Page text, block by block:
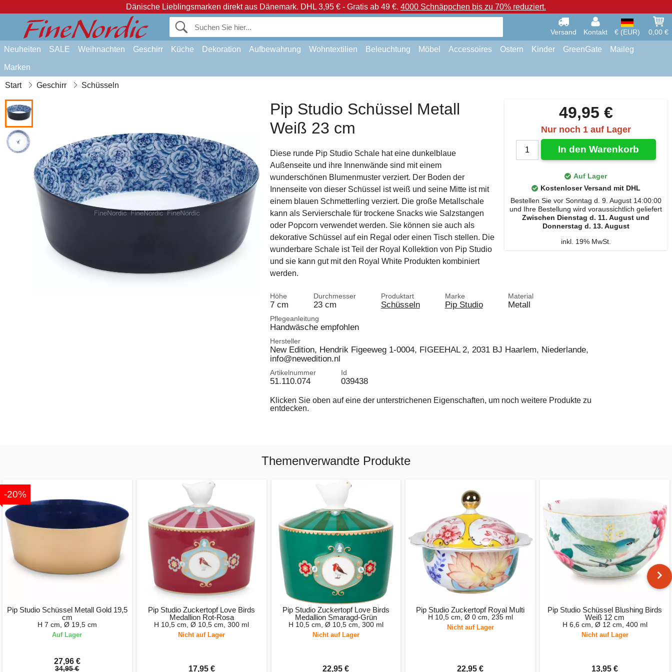
Dänische Lieblingsmarken direkt aus Dänemark. DHL 3,95 € - Gratis ab 49 €. 4000 Schnäppchen bis zu 70% reduziert.
Versand Kontakt € (EUR) 0,00 €
Neuheiten SALE Weihnachten Geschirr Küche Dekoration Aufbewahrung Wohntextilien Beleuchtung Möbel Accessoires Ostern Kinder GreenGate Maileg
Marken
Start Geschirr Schüsseln
49,95 €
Nur noch 1 auf Lager
In den Warenkorb
Auf Lager
Kostenloser Versand mit DHL
Bestellen Sie vor Sonntag d. 9. August 14:00:00
und Ihre Bestellung wird voraussichtlich geliefert
Zwischen Dienstag d. 11. August und
Donnerstag d. 13. August
inkl. 19% MwSt.
Pip Studio Schüssel Metall
Weiß 23 cm
Diese runde Pip Studio Schale hat eine dunkelblaue
Außenseite und ihre Innenwände sind mit einem
wunderschönen Blumenmuster verziert. Der Boden der
Innenseite von dieser Schüssel ist weiß und seine Mitte ist mit
einem blauen Schmetterling verziert. Die große Metallschale
kann als Servierschale für trockene Snacks wie Salzstangen
oder Popcorn verwendet werden. Sie können sie auch als
dekorative Schüssel auf ein Regal oder einen Tisch stellen. Die
wunderbare Schale ist Teil der Royal Kollektion von Pip Studio
und sie kann gut mit den Royal White Produkten kombiniert
werden.
Höhe
7 cm
Durchmesser
23 cm
Produktart
Schüsseln
Marke
Pip Studio
Material
Metall
Pflegeanleitung
Handwäsche empfohlen
Hersteller
New Edition, Hendrik Figeeweg 1-0004, FIGEEHAL 2, 2031 BJ Haarlem, Niederlande,
info@newedition.nl
Artikelnummer
51.110.074
Id
039438
Klicken Sie oben auf eine der unterstrichenen Eigenschaften, um noch weitere Produkte zu
entdecken.
Themenverwandte Produkte
-20%
Pip Studio Schüssel Metall Gold 19,5
cm
H 7 cm, Ø 19,5 cm
Auf Lager
27,96 €
34,95 €
Pip Studio Zuckertopf Love Birds
Medallion Rot-Rosa
H 10,5 cm, Ø 10,5 cm, 300 ml
Nicht auf Lager
17,95 €
Pip Studio Zuckertopf Love Birds
Medallion Smaragd-Grün
H 10,5 cm, Ø 10,5 cm, 300 ml
Nicht auf Lager
22,95 €
Pip Studio Zuckertopf Royal Multi
H 10,5 cm, Ø 0 cm, 235 ml
Nicht auf Lager
22,95 €
Pip Studio Schüssel Blushing Birds
Weiß 12 cm
H 6,6 cm, Ø 12 cm, 400 ml
Nicht auf Lager
13,95 €